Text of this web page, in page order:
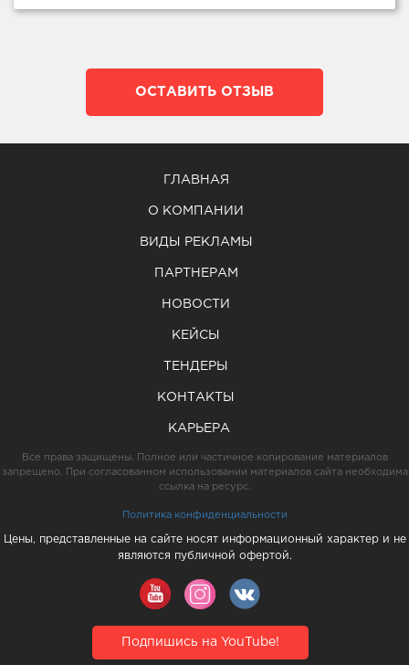
ОСТАВИТЬ ОТЗЫВ
ГЛАВНАЯ
О КОМПАНИИ
ВИДЫ РЕКЛАМЫ
ПАРТНЕРАМ
НОВОСТИ
КЕЙСЫ
ТЕНДЕРЫ
КОНТАКТЫ
КАРЬЕРА
Все права защищены. Полное или частичное копирование материалов
запрещено. При согласованном использовании материалов сайта необходима
ссылка на ресурс.
Политика конфиденциальности
Цены, представленные на сайте носят информационный характер и не
являются публичной офертой.
Подпишись на YouTube!